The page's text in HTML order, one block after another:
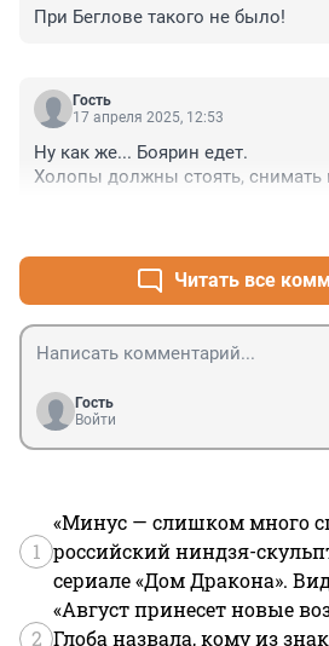
При Беглове такого не было!
Гость
17 апреля 2025, 12:53
Ну как же... Боярин едет.
Холопы должны стоять, снимать
Читать все
Гость
Войти
1
«Минус — слишком много
российский ниндзя-
сериале «Дом Дракона».
2
«Август принесет новые
Глоба назвала, кому из